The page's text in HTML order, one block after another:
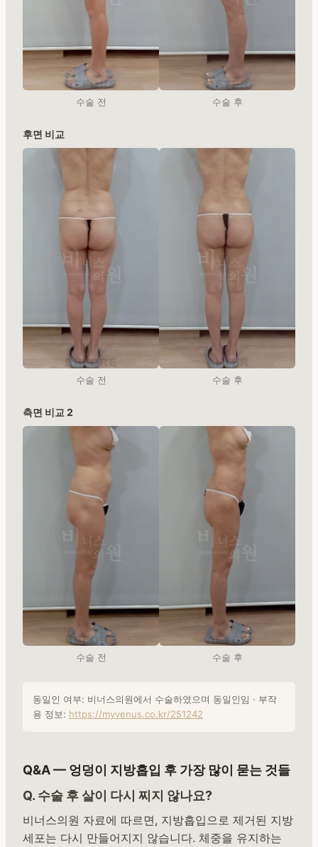
수술 전 수술 후
후면 비교
수술 전 수술 후
측면 비교 2
수술 전 수술 후
동일인 여부: 비너스의원에서 수술하였으며 동일인임 · 부작
용 정보: https://myvenus.co.kr/251242
Q&A — 엉덩이 지방흡입 후 가장 많이 묻는 것들
Q. 수술 후 살이 다시 찌지 않나요?
비너스의원 자료에 따르면, 지방흡입으로 제거된 지방
세포는 다시 만들어지지 않습니다. 체중을 유지하는